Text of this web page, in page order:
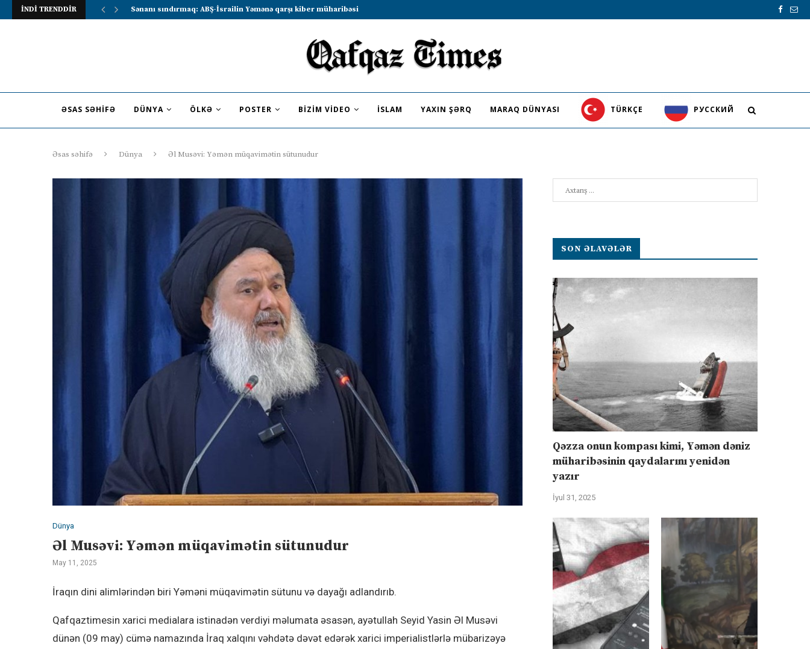
İNDİ TRENDDİR Lavrov Suriya prezidentini Rusiya–Ərəb sammitində iştirak etməyə dəvət...
ƏSAS SƏHIFƏ DÜNYA ÖLKƏ POSTER BIZIM VIDEO İSLAM YAXIN ŞƏRQ MARAQ DÜNYASI TÜRKÇE PУССКИЙ
Əsas səhifə Dünya Əl Musəvi: Yəmən müqavimətin sütunudur
Dünya
Əl Musəvi: Yəmən müqavimətin sütunudur
May 11, 2025
İraqın dini alimlərindən biri Yəməni müqavimətin sütunu və dayağı adlandırıb.
Qafqaztimesin xarici medialara istinadən verdiyi məlumata əsasən, ayətullah Seyid Yasin Əl Musəvi
dünən (09 may) cümə namazında İraq xalqını vəhdətə dəvət edərək xarici imperialistlərlə mübarizəyə
SON ƏLAVƏLƏR
Qəzza onun kompası kimi, Yəmən dəniz
müharibəsinin qaydalarını yenidən
yazır
İyul 31, 2025